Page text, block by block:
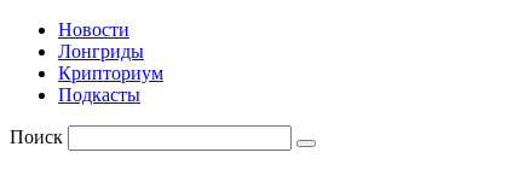
Новости
Лонгриды
Крипториум
Подкасты
Поиск